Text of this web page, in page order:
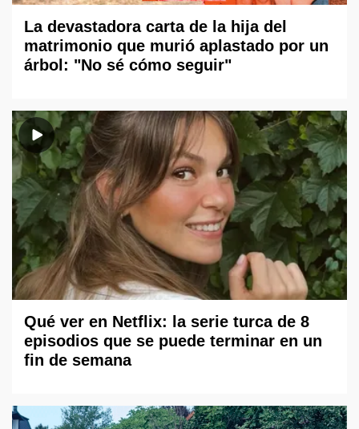
La devastadora carta de la hija del
matrimonio que murió aplastado por un
árbol: "No sé cómo seguir"
Qué ver en Netflix: la serie turca de 8
episodios que se puede terminar en un
fin de semana